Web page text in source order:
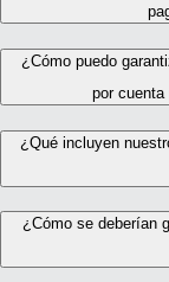
¿Cómo puedo
por
¿Qué incluyen
¿Cómo se deberían